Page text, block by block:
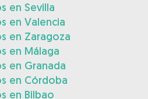
en Sevilla
en Valencia
en Zaragoza
en Málaga
en Granada
en Córdoba
en Bilbao